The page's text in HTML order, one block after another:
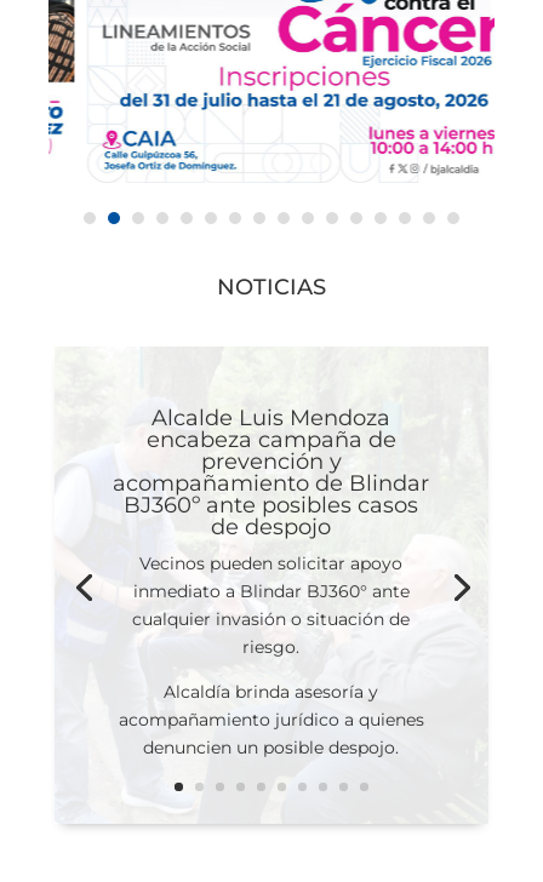
NOTICIAS
Alcalde Luis Mendoza
encabeza campaña de
prevención y
acompañamiento de Blindar
BJ360º ante posibles casos
de despojo
Vecinos pueden solicitar apoyo
inmediato a Blindar BJ360° ante
cualquier invasión o situación de
riesgo.
Alcaldía brinda asesoría y
acompañamiento jurídico a quienes
denuncien un posible despojo.